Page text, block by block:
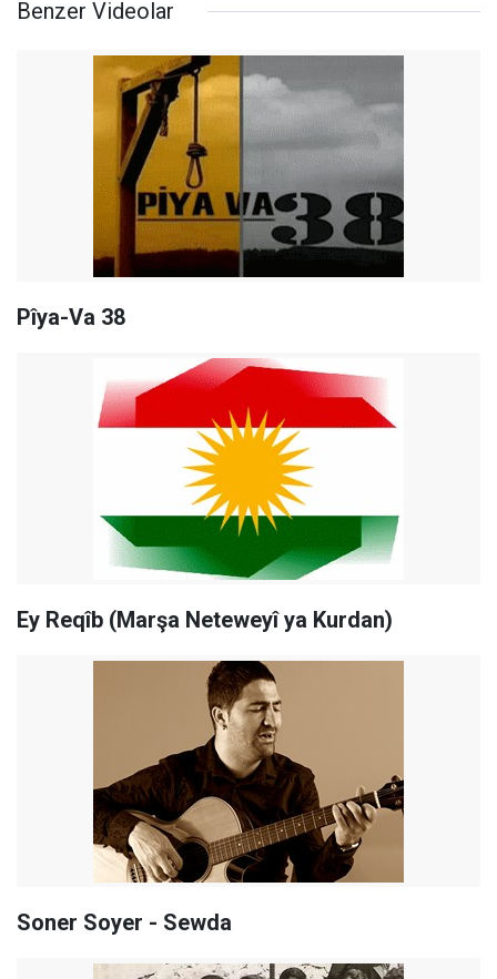
Benzer Videolar
Pîya-Va 38
Ey Reqîb (Marşa Neteweyî ya Kurdan)
Soner Soyer - Sewda